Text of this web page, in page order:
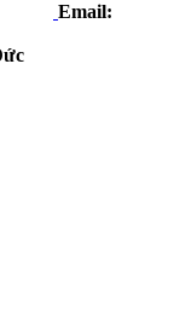
Email: